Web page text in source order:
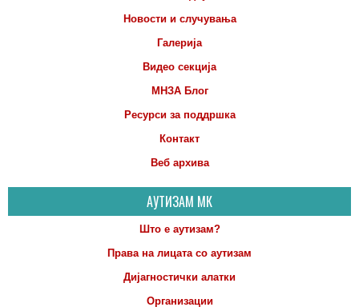
Новости и случувања
Галерија
Видео секција
МНЗА Блог
Ресурси за поддршка
Контакт
Веб архива
АУТИЗАМ МК
Што е аутизам?
Права на лицата со аутизам
Дијагностички алатки
Организации